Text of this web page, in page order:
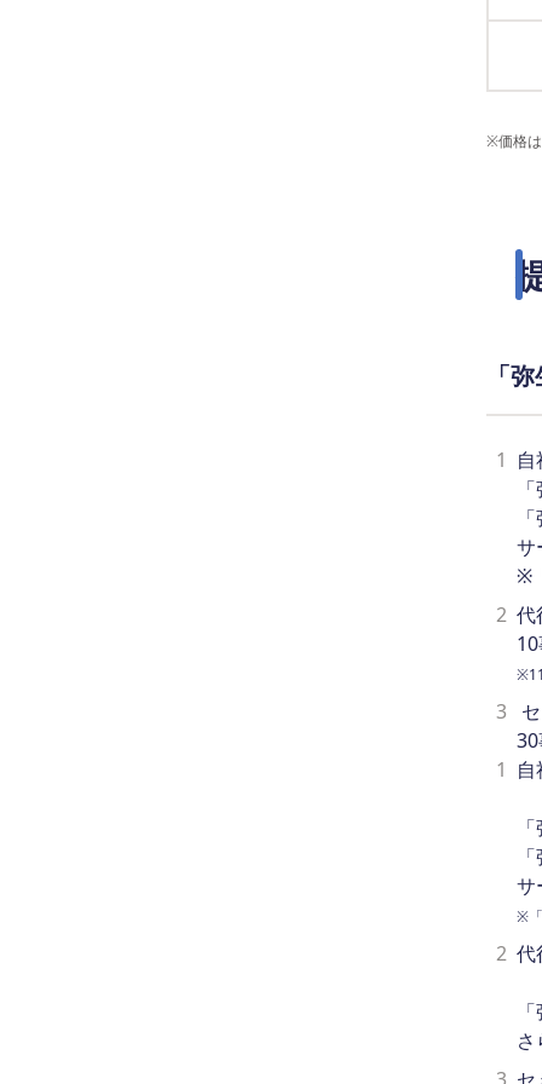
※価格
「
1
サ
※
2 代
3
1
サ
※
2 代